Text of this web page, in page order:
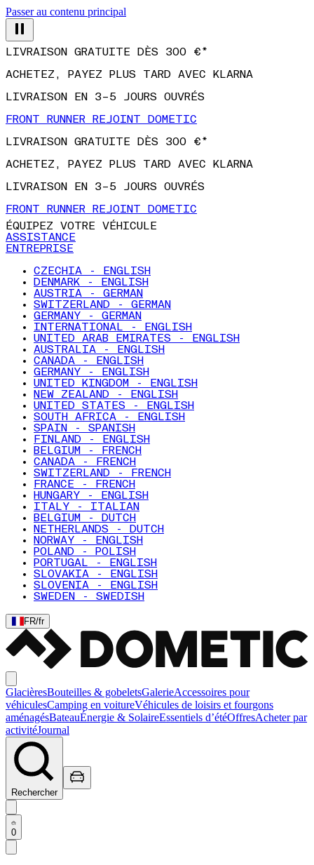
Passer au contenu principal
LIVRAISON GRATUITE DÈS 300 €*
ACHETEZ, PAYEZ PLUS TARD AVEC KLARNA
LIVRAISON EN 3–5 JOURS OUVRÉS
FRONT RUNNER REJOINT DOMETIC
LIVRAISON GRATUITE DÈS 300 €*
ACHETEZ, PAYEZ PLUS TARD AVEC KLARNA
LIVRAISON EN 3–5 JOURS OUVRÉS
FRONT RUNNER REJOINT DOMETIC
ÉQUIPEZ VOTRE VÉHICULE
ASSISTANCE
ENTREPRISE
CZECHIA - ENGLISH
DENMARK - ENGLISH
AUSTRIA - GERMAN
SWITZERLAND - GERMAN
GERMANY - GERMAN
INTERNATIONAL - ENGLISH
UNITED ARAB EMIRATES - ENGLISH
AUSTRALIA - ENGLISH
CANADA - ENGLISH
GERMANY - ENGLISH
UNITED KINGDOM - ENGLISH
NEW ZEALAND - ENGLISH
UNITED STATES - ENGLISH
SOUTH AFRICA - ENGLISH
SPAIN - SPANISH
FINLAND - ENGLISH
BELGIUM - FRENCH
CANADA - FRENCH
SWITZERLAND - FRENCH
FRANCE - FRENCH
HUNGARY - ENGLISH
ITALY - ITALIAN
BELGIUM - DUTCH
NETHERLANDS - DUTCH
NORWAY - ENGLISH
POLAND - POLISH
PORTUGAL - ENGLISH
SLOVAKIA - ENGLISH
SLOVENIA - ENGLISH
SWEDEN - SWEDISH
FR/fr
GlacièresBouteilles & gobeletsGalerieAccessoires pour
véhiculesCamping en voitureVéhicules de loisirs et fourgons
aménagésBateauÉnergie & SolaireEssentiels d’étéOffresAcheter par
activitéJournal
Rechercher
0